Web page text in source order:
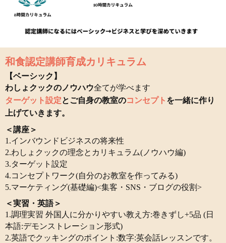
和食認定講師育成カリキュラム
【ベーシック】
わしょクックのノウハウ全てが学べます
ターゲット設定とご自身の教室のコンセプト を一緒に作り
上げていきます。
＜講座＞
1.インバウンドビジネスの将来性
2.わしょクックの理念とカリキュラム(ノウハウ編)
3.ターゲット設定
4.コンセプトワーク(自分のお教室を作ってみる)
5.マーケティング(基礎編)<集客・SNS・ブログの役割>
＜実習・英語＞
1.調理実習 外国人に分かりやすい教え方:巻きずし+5品 (日
本語:デモンストレーション形式)
2.英語でクッキングのポイント:数字:英会話レッスンです。